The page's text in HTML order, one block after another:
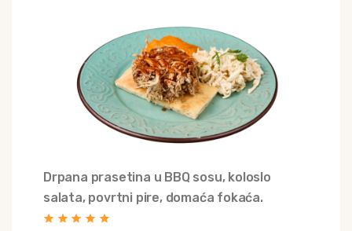
Drpana prasetina u BBQ sosu, koloslo
salata, povrtni pire, domaća fokaća.